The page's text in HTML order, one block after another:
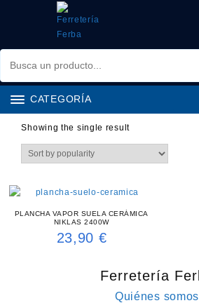
CATEGORÍA
Showing the single result
PLANCHA VAPOR SUELA CERÁMICA
NIKLAS 2400W
23,90 €
Ferretería
Quiénes somos